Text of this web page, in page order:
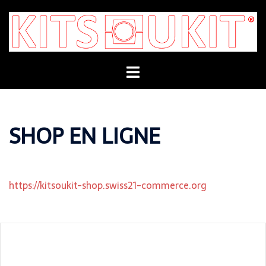
contenu
SHOP EN LIGNE
https://kitsoukit-shop.swiss21-commerce.org